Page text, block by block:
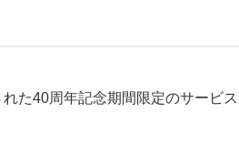
た40周年記念期間限定のサービス